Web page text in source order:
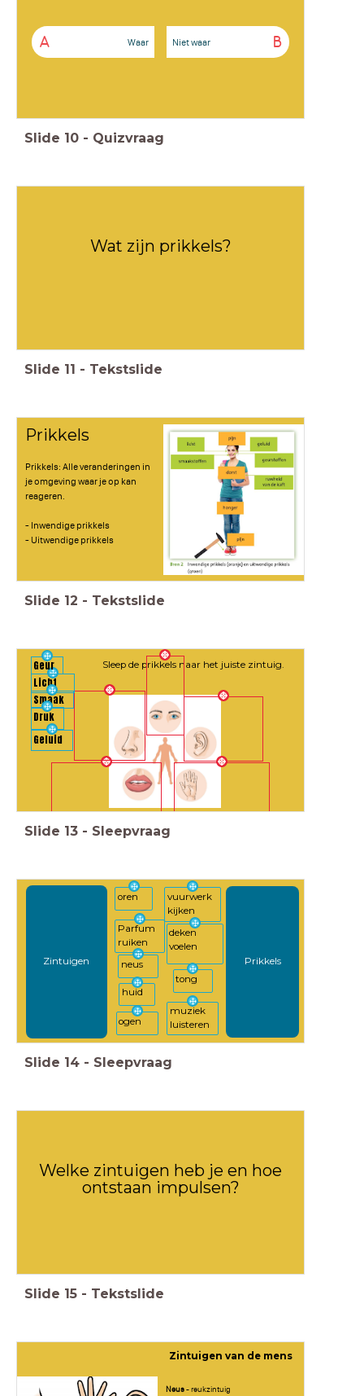
A Waar B
Niet waar
Slide 10 - Quizvraag
Wat zijn prikkels?
Slide 11 - Tekstslide
Prikkels
Prikkels: Alle veranderingen in
je omgeving waar je op kan
reageren.
- Inwendige prikkels
- Uitwendige prikkels
Slide 12 - Tekstslide
Sleep de prikkels naar het juiste zintuig.
Licht
Smaak
Geur
Druk
Geluid
Slide 13 - Sleepvraag
Zintuigen Prikkels
ogen
oren
neus
tong
huid
muziek
luisteren
Parfum
ruiken
vuurwerk
kijken
deken
voelen
Slide 14 - Sleepvraag
Welke zintuigen heb je en hoe
ontstaan impulsen?
Slide 15 - Tekstslide
Zintuigen van de mens
Neus- reukzintuig